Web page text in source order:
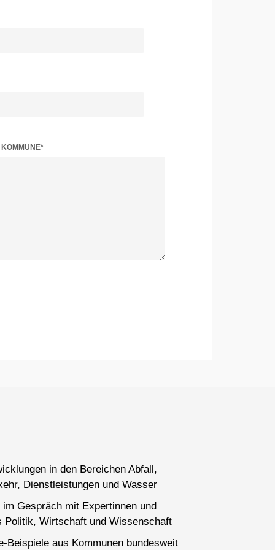
KOMMUNE*
in den Bereichen Abfall,
Dienstleistungen und Wasser
im Gespräch mit Expertinnen und
Politik, Wirtschaft und Wissenschaft
Beispiele aus Kommunen bundesweit